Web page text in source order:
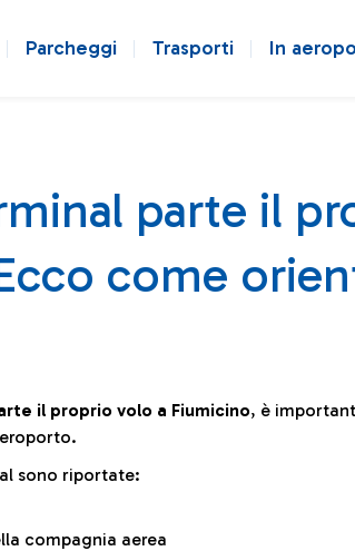
Parcheggi Trasporti In
parte il
come
il proprio volo a Fiumicino, è
sono riportate:
compagnia aerea